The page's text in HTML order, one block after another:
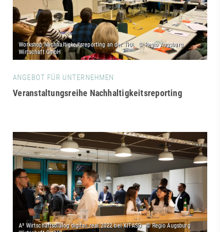
ANGEBOT FÜR UNTERNEHMEN
Veranstaltungsreihe Nachhaltigkeitsreporting